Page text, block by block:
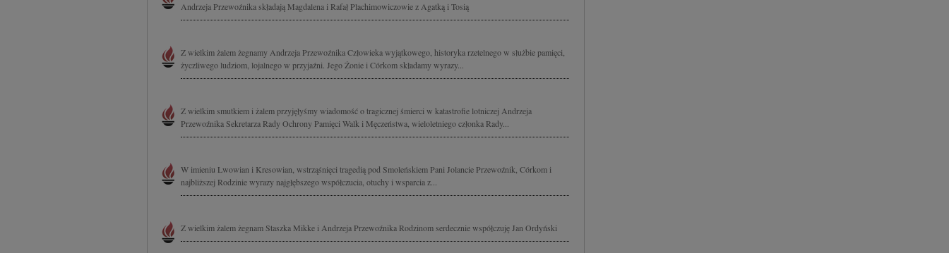
Andrzeja Przewoźnika składają Magdalena i Rafał Plachimowiczowie z Agatką i Tosią
Z wielkim żalem żegnamy Andrzeja Przewoźnika Człowieka wyjątkowego, historyka rzetelnego w służbie pamięci,
życzliwego ludziom, lojalnego w przyjaźni. Jego Żonie i Córkom składamy wyrazy...
Z wielkim smutkiem i żalem przyjęłyśmy wiadomość o tragicznej śmierci w katastrofie lotniczej Andrzeja
Przewoźnika Sekretarza Rady Ochrony Pamięci Walk i Męczeństwa, wieloletniego członka Rady...
W imieniu Lwowian i Kresowian, wstrząśnięci tragedią pod Smoleńskiem Pani Jolancie Przewoźnik, Córkom i
najbliższej Rodzinie wyrazy najgłębszego współczucia, otuchy i wsparcia z...
Z wielkim żalem żegnam Staszka Mikke i Andrzeja Przewoźnika Rodzinom serdecznie współczuję Jan Ordyński